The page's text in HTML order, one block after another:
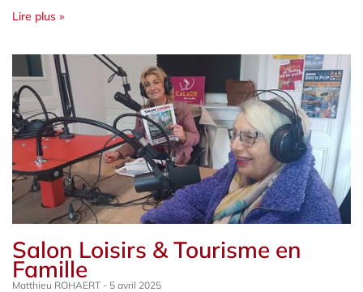
Lire plus »
Salon Loisirs & Tourisme en
Famille
Matthieu ROHAERT 5 avril 2025